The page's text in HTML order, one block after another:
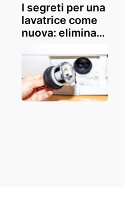
I segreti per una
lavatrice come
nuova: elimina
con 5 passaggi
cruciali